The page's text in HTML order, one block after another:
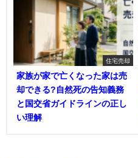
住宅売却
家族が家で亡くなった家は売
却できる?自然死の告知義務
と国交省ガイドラインの正し
い理解